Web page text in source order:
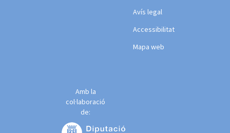
Avís legal
Accessibilitat
Mapa web
Amb la
col·laboració
de: